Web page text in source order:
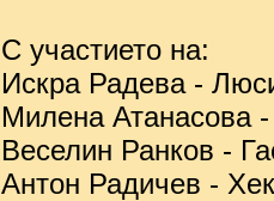
С участието на:
Искра Радева -
Милена Атанасова
Веселин Ранков -
Антон Радичев -